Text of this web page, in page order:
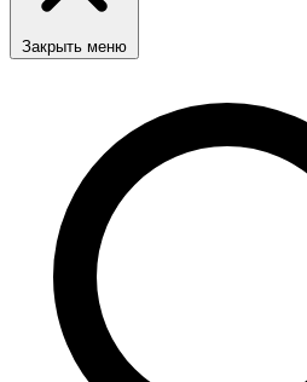
Закрыть меню